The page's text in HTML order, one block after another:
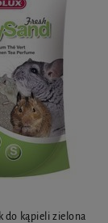
do kąpieli zielona